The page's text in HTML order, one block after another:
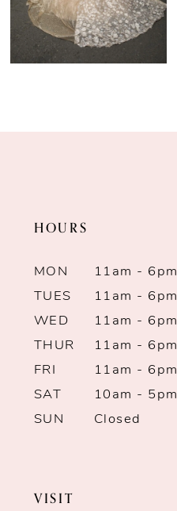
HOURS
MON
11am - 6pm
TUES
11am - 6pm
WED
11am - 6pm
THUR
11am - 6pm
FRI
11am - 6pm
SAT
10am - 5pm
SUN
Closed
VISIT